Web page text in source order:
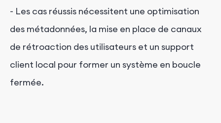
- Les cas réussis nécessitent une optimisation
des métadonnées, la mise en place de canaux
de rétroaction des utilisateurs et un support
client local pour former un système en boucle
fermée.